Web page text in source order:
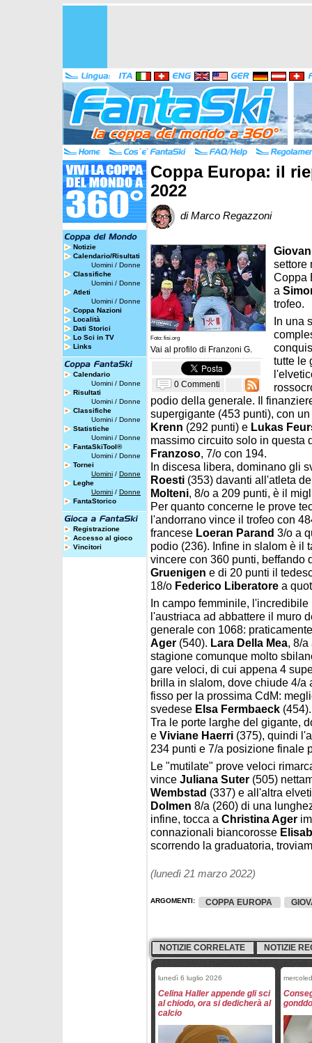
Notizie
Calendario/Risultati
Uomini / Donne
Classifiche
Uomini / Donne
Atleti
Uomini / Donne
Coppa Nazioni
Località
Dati Storici
Lo Sci in TV
Links
Calendario
Uomini / Donne
Risultati
Uomini / Donne
Classifiche
Uomini / Donne
Statistiche
Uomini / Donne
FantaSkiTool®
Uomini / Donne
Tornei
Uomini / Donne
Leghe
Uomini / Donne
FantaStorico
Registrazione
Accesso al gioco
Vincitori
Coppa Europa: il
2022
di Marco Regazzoni
Foto: fisi.org
Vai al profilo di Franzoni G.
0 Commenti
settore
Coppa
a
trofeo.
In una
tutte le
podio della generale. Il
supergigante (453 punti), con
Krenn (292 punti) e Lukas
massimo circuito solo in
Franzoso, 7/o con 194.
In discesa libera, dominano gli
Roesti (353) davanti all'atleta
Molteni, 8/o a 209 punti, è il
Per quanto concerne le prove
l'andorrano vince il trofeo con
francese Loeran Parand 3/o a
podio (236). Infine in slalom è il
vincere con 360 punti,
Gruenigen e di 20 punti il
18/o Federico Liberatore a
In campo femminile,
l'austriaca ad abbattere il muro
generale con 1068:
Ager (540). Lara Della Mea, 8/
stagione comunque molto
gare veloci, di cui appena 4
brilla in slalom, dove chiude 4/a
fisso per la prossima CdM:
svedese Elsa Fermbaeck (454).
Tra le porte larghe del gigante,
e Viviane Haerri (375), quindi
234 punti e 7/a posizione finale
Le "mutilate" prove veloci
vince Juliana Suter (505)
Wembstad (337) e all'altra
Dolmen 8/a (260) di una
infine, tocca a Christina Ager
connazionali biancorosse
scorrendo la graduatoria,
(lunedì 21 marzo 2022)
ARGOMENTI: COPPA EUROPA
NOTIZIE CORRELATE NOTIZIE
lunedì 6 luglio 2026
Celina Haller appende gli sci
al chiodo, ora si dedicherà al
calcio